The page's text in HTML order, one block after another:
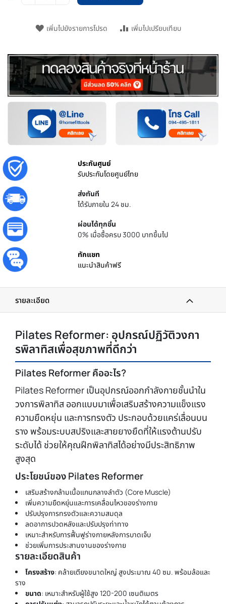
เพิ่มไปยังรายการโปรด เพิ่มไปเปรียบเทียบ
ประกันศูนย์
รับประกันโดยศูนย์ไทย
ส่งทันที
ได้รับภายใน 24 ชม.
ผ่อนได้ทุกชิ้น
0% เมื่อซื้อครบ 3000 บาทขึ้นไป
ทักแชท
แนะนำสินค้าฟรี
รายละเอียด
Pilates Reformer: อุปกรณ์ปฏิวัติวงกา
รพิลาทิสเพื่อสุขภาพที่ดีกว่า
Pilates Reformer คืออะไร?
Pilates Reformer เป็นอุปกรณ์ออกกำลังกายชั้นนำใน
วงการพิลาทิส ออกแบบมาเพื่อเสริมสร้างความแข็งแรง
ความยืดหยุ่น และการทรงตัว ประกอบด้วยแคร่เลื่อนบน
ราง พร้อมระบบสปริงและสายยางยืดที่ให้แรงต้านปรับ
ระดับได้ ช่วยให้คุณฝึกพิลาทิสได้อย่างมีประสิทธิภาพ
สูงสุด
ประโยชน์ของ Pilates Reformer
เสริมสร้างกล้ามเนื้อแกนกลางลำตัว (Core Muscle)
เพิ่มความยืดหยุ่นและการเคลื่อนไหวของร่างกาย
ปรับปรุงการทรงตัวและความสมดุล
ลดอาการปวดหลังและปรับปรุงท่าทาง
เหมาะสำหรับการฟื้นฟูร่างกายหลังการบาดเจ็บ
ช่วยเพิ่มการประสานงานของร่างกาย
รายละเอียดสินค้า
โครงสร้าง: คล้ายเตียงขนาดใหญ่ สูงประมาณ 40 ซม. พร้อมล้อและ
ราง
ขนาด: เหมาะสำหรับผู้ใช้สูง 120-200 เซนติเมตร